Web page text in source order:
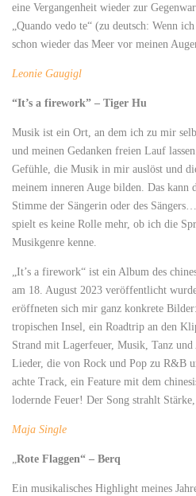
eine Vergangenheit wieder zur
„Quando vedo te“ (zu deutsch: Wenn
schon wieder das Meer vor meinen
Leonie Gaugigl
“It’s a firework” – Tiger Hu
Musik ist ein Ort, an dem ich zu mir
und meinen Gedanken freien Lauf
Gefühle, die Musik in mir auslöst und
meinem inneren Auge bilden. Das kann
Stimme der Sängerin oder des
spielt es keine Rolle mehr, ob ich die
Musikgenre kenne.
„It’s a firework“ ist ein Album des
am 18. August 2023 veröffentlicht
eröffneten sich mir ganz konkrete
tropischen Insel, ein Roadtrip an den
Strand mit Lagerfeuer, Musik, Tanz
Lieder, die von Rock und Pop zu R&B
achte Track, ein Feature mit dem
lodernde Feuer! Der Song strahlt
Maja Single
„Rote Flaggen“ – Berq
Ein musikalisches Highlight meines